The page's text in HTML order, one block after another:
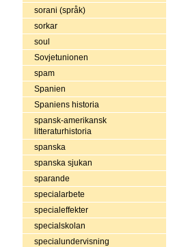
sorani (språk)
sorkar
soul
Sovjetunionen
spam
Spanien
Spaniens historia
spansk-amerikansk
litteraturhistoria
spanska
spanska sjukan
sparande
specialarbete
specialeffekter
specialskolan
specialundervisning